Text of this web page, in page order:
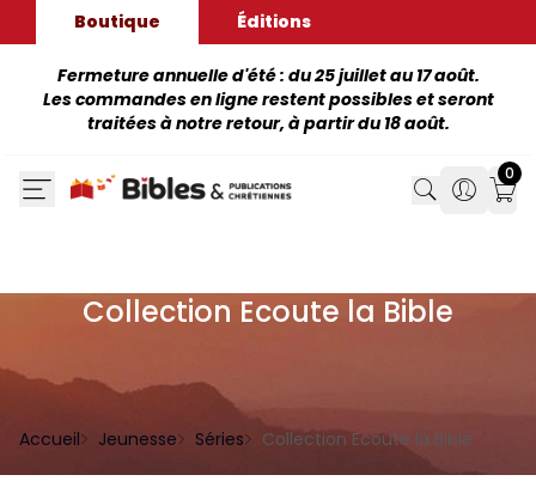
Boutique Éditions
Fermeture annuelle d'été : du 25 juillet au 17 août.
Les commandes en ligne restent possibles et seront
traitées à notre retour, à partir du 18 août.
Search
Search
0
Collection Ecoute la Bible
Accueil Jeunesse Séries Collection Ecoute la Bible